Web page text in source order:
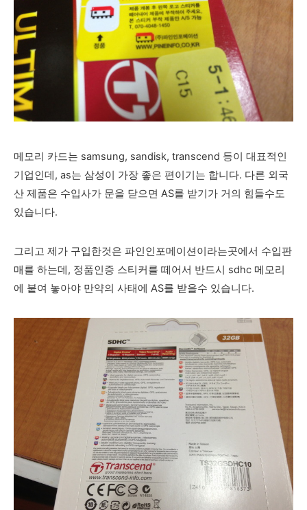
메모리 카드는 samsung, sandisk, transcend 등이 대표적인
기업인데, as는 삼성이 가장 좋은 편이기는 합니다. 다른 외국
산 제품은 수입사가 문을 닫으면 AS를 받기가 거의 힘들수도
있습니다.
그리고 제가 구입한것은 파인인포메이션이라는곳에서 수입판
매를 하는데, 정품인증 스티커를 떼어서 반드시 sdhc 메모리
에 붙여 놓아야 만약의 사태에 AS를 받을수 있습니다.